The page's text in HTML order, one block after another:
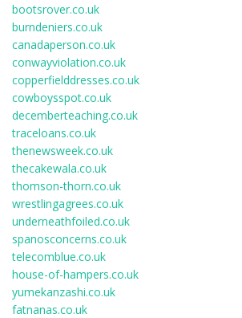
bootsrover.co.uk
burndeniers.co.uk
canadaperson.co.uk
conwayviolation.co.uk
copperfielddresses.co.uk
cowboysspot.co.uk
decemberteaching.co.uk
traceloans.co.uk
thenewsweek.co.uk
thecakewala.co.uk
thomson-thorn.co.uk
wrestlingagrees.co.uk
underneathfoiled.co.uk
spanosconcerns.co.uk
telecomblue.co.uk
house-of-hampers.co.uk
yumekanzashi.co.uk
fatnanas.co.uk